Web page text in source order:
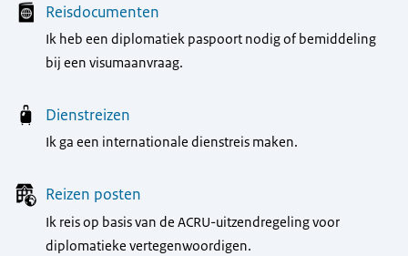
Reisdocumenten
Ik heb een diplomatiek paspoort nodig of bemiddeling
bij een visumaanvraag.
Dienstreizen
Ik ga een internationale dienstreis maken.
Reizen posten
Ik reis op basis van de ACRU-uitzendregeling voor
diplomatieke vertegenwoordigen.